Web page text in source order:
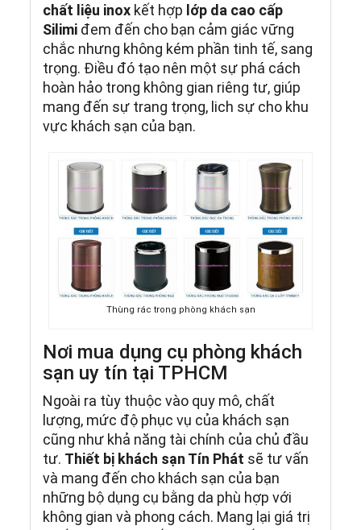
chất liệu inox kết hợp lớp da cao cấp
Silimi đem đến cho bạn cảm giác vững
chắc nhưng không kém phần tinh tế, sang
trọng. Điều đó tạo nên một sự phá cách
hoàn hảo trong không gian riêng tư, giúp
mang đến sự trang trọng, lich sự cho khu
vực khách sạn của bạn.
Thùng rác trong phòng khách sạn
Nơi mua dụng cụ phòng khách
sạn uy tín tại TPHCM
Ngoài ra tùy thuộc vào quy mô, chất
lượng, mức độ phục vụ của khách sạn
cũng như khả năng tài chính của chủ đầu
tư. Thiết bị khách sạn Tín Phát sẽ tư vấn
và mang đến cho khách sạn của bạn
những bộ dụng cụ bằng da phù hợp với
không gian và phong cách. Mang lại giá trị